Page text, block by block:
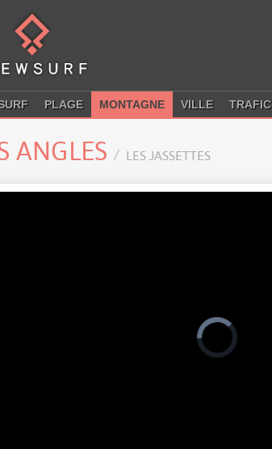
PLAGE MONTAGNE VILLE TRAFIC
ANGLES LES JASSETTES